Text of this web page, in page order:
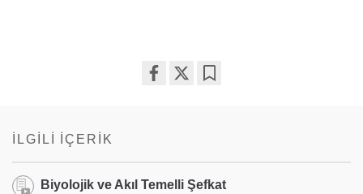
İLGILI İÇERIK
Biyolojik ve Akıl Temelli Şefkat